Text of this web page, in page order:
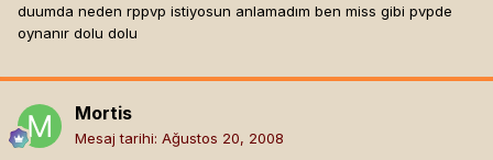
duumda neden rppvp istiyosun anlamadım ben miss gibi pvpde
oynanır dolu dolu
Mortis
Mesaj tarihi: Ağustos 20, 2008